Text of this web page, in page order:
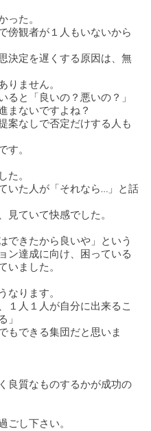
った。
傍観者が１人もいないから
決定を遅くする原因は、無
りません。
ると「良いの？悪いの？」
まないですよね？
案なしで否定だけする人も
す。
た。
いた人が「それなら…」と話
見ていて快感でした。
できたから良いや」という
ン達成に向け、困っている
いました。
なります。
１人１人が自分に出来るこ
」
もできる集団だと思いま
良質なものするかが成功の
ごし下さい。